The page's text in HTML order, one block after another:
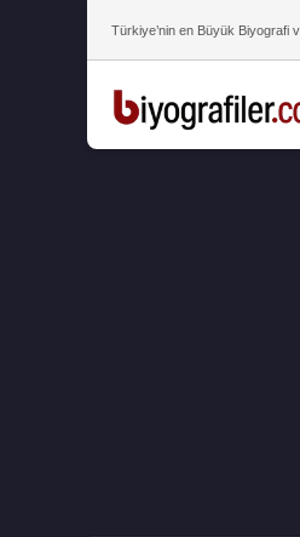
Türkiye’nin en Büyük Biyografi